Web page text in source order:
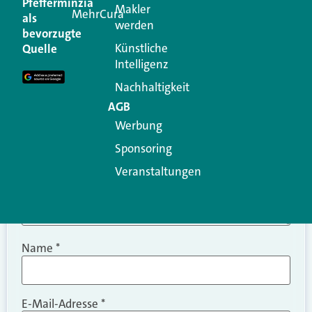
Ihre E-Mail-Adresse wird nicht veröffentlicht.
Erforderliche Felder sind mit
Kommentar
Name *
E-Mail-Adresse *
als
bevorzugte
Quelle
MehrCuraMakler
werden
Künstliche
Intelligenz
Nachhaltigkeit
AGB
Werbung
Sponsoring
Veranstaltungen